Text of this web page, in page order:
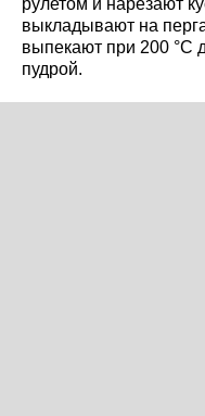
выкладывают на
выпекают при 200 °C
пудрой.